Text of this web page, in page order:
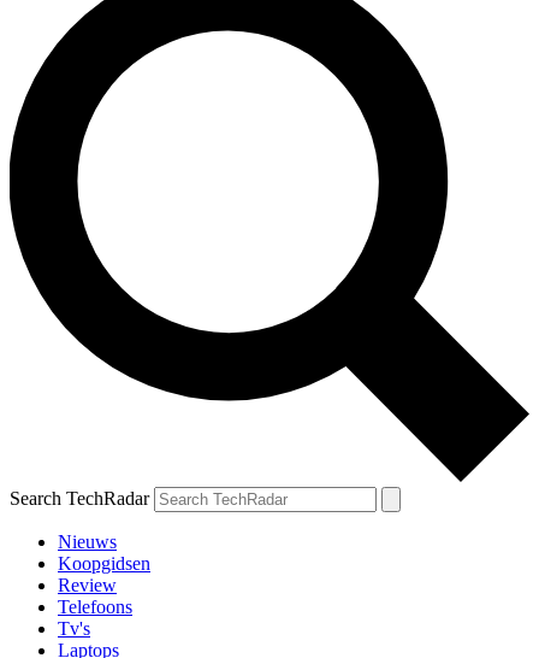
Search TechRadar
Nieuws
Koopgidsen
Review
Telefoons
Tv's
Laptops